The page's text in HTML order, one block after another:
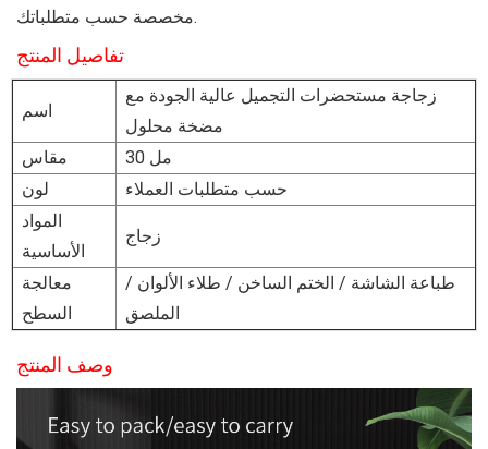
مخصصة حسب متطلباتك.
تفاصيل المنتج
اسم
زجاجة مستحضرات التجميل عالية الجودة مع
مقاس
لون
حسب متطلبات العملاء
المواد
الأساسية
زجاج
معالجة
السطح
طباعة الشاشة / الختم الساخن / طلاء الألوان /
الملصق
وصف المنتج